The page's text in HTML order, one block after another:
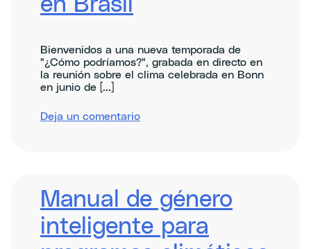
en Brasil
Bienvenidos a una nueva temporada de
"¿Cómo podríamos?", grabada en directo en
la reunión sobre el clima celebrada en Bonn
en junio de [...]
Deja un comentariosobre
climate
in
Brazil
Manual de género
inteligente para